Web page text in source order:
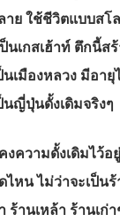
าย ใช้ชีวิตแบบสโ
นเกสเฮ้าท์ ตึกนี้ส
เมืองหลวง มีอายุ
นญี่ปุ่นดั้งเดิมจริงๆ
ความดั้งเดิมไว้อ
ไหน ไม่ว่าจะเป็น
ร้านเหล้า ร้านเก่